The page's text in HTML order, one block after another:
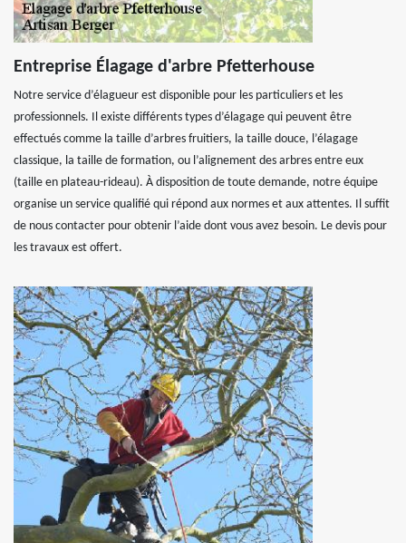
Entreprise Élagage d'arbre Pfetterhouse
Notre service d’élagueur est disponible pour les particuliers et les
professionnels. Il existe différents types d’élagage qui peuvent être
effectués comme la taille d’arbres fruitiers, la taille douce, l’élagage
classique, la taille de formation, ou l’alignement des arbres entre eux
(taille en plateau-rideau). À disposition de toute demande, notre équipe
organise un service qualifié qui répond aux normes et aux attentes. Il suffit
de nous contacter pour obtenir l’aide dont vous avez besoin. Le devis pour
les travaux est offert.